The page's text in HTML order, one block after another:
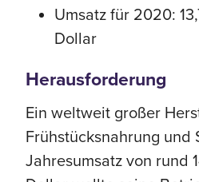
Umsatz für 2020:
Dollar
Herausforderung
Ein weltweit großer
Frühstücksnahrung und
Jahresumsatz von rund